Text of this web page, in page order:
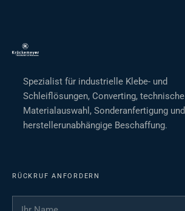
Spezialist für industrielle Klebe- und
Schleiflösungen, Converting, technische
Materialauswahl, Sonderanfertigung und
herstellerunabhängige Beschaffung.
RÜCKRUF ANFORDERN
Ihr Name